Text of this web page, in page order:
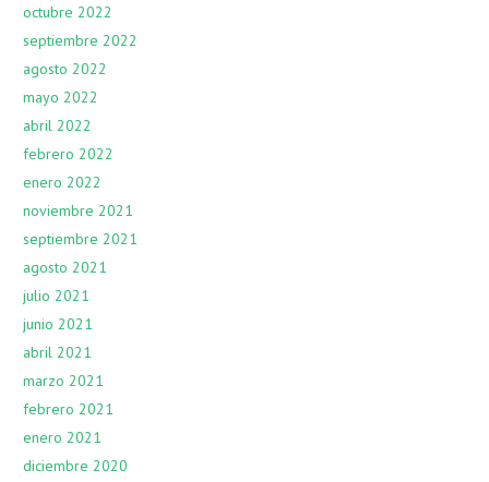
octubre 2022
septiembre 2022
agosto 2022
mayo 2022
abril 2022
febrero 2022
enero 2022
noviembre 2021
septiembre 2021
agosto 2021
julio 2021
junio 2021
abril 2021
marzo 2021
febrero 2021
enero 2021
diciembre 2020